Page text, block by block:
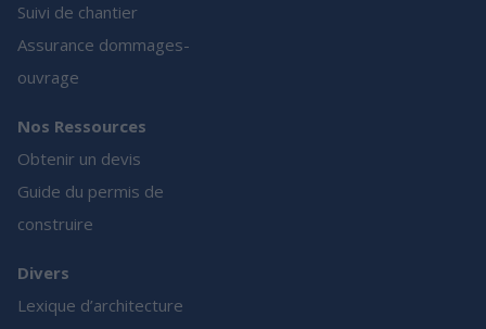
Suivi de chantier
Assurance dommages-
ouvrage
Nos Ressources
Obtenir un devis
Guide du permis de
construire
Divers
Lexique d’architecture